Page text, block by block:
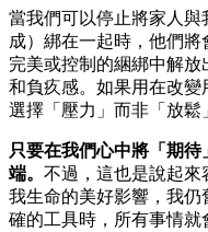
當我們可以停止將家人
成）綁在一起時，他們
完美或控制的綑綁中解
和負疚感。如果用在改
選擇「壓力」而非「放鬆
只要在我們心中將「期
端。 不過，這也是說起來
我生命的美好影響，我
確的工具時，所有事情就